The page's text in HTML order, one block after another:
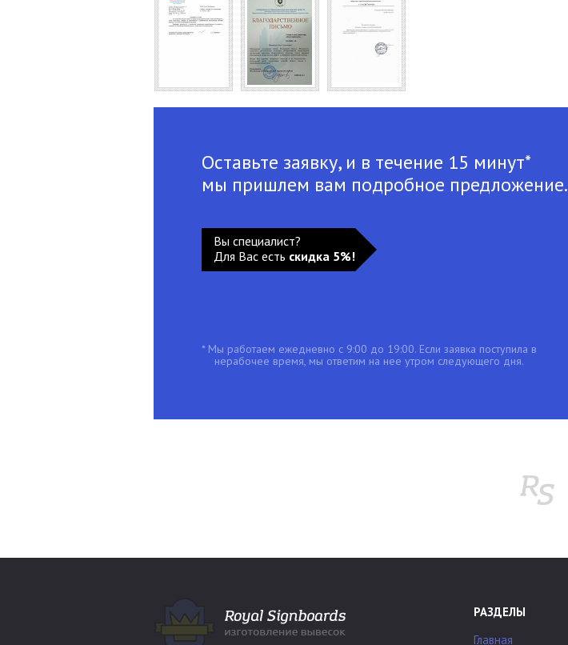
Оставьте заявку, и в течение 15 минут*
мы пришлем вам подробное предложение.
Вы специалист?
Для Вас есть скидка 5%!
* Мы работаем ежедневно с 9:00 до 19:00. Если заявка поступила в
нерабочее время, мы ответим на нее утром следующего дня.
РАЗДЕЛЫ
Главная